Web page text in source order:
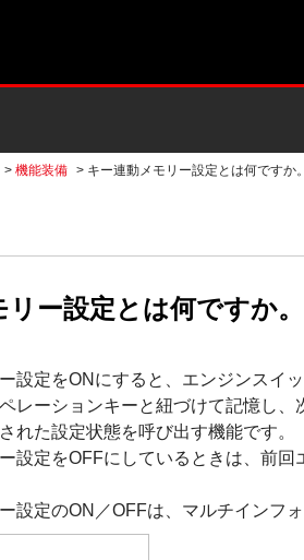
> 機能装備 > キー連動メモリー設定とは何ですか
リー設定とは何ですか
設定をONにすると、エンジンスイ
レーションキーと紐づけて記憶し
れた設定状態を呼び出す機能です。
設定をOFFにしているときは、前
設定のON／OFFは、マルチインフ